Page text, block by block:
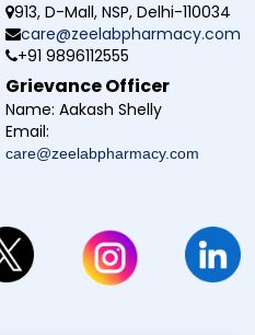
913, D-Mall, NSP, Delhi-110034
care@zeelabpharmacy.com
+91 9896112555
Grievance Officer
Name: Aakash Shelly
Email:
care@zeelabpharmacy.com